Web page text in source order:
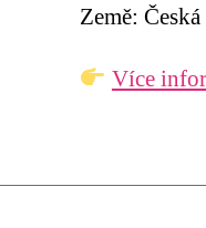
Země:
Více